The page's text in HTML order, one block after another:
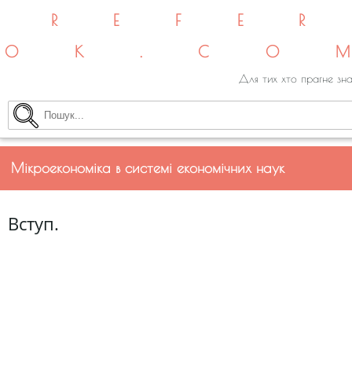
Для тих хто прагне
Мікроекономіка в системі економічних наук
Вступ.